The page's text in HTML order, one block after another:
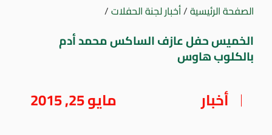
الصفحة الرئيسية/أخبار لجنة الحفلات/
الخميس حفل عازف الساكس محمد أدم
بالكلوب هاوس
أخبار مايو 25, 2015